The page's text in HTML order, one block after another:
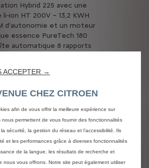
Hybrid 225 avec une
ion HT 200V – 13,2 KWH
d’autonomie et un moteur
essence PureTech 180
automatique 8 rapports
intérieur et
Aircross est proposé en
teintes : Blanc Banquise,
Noir Perla Nera, Gris
Bleu Tijuca, Gris Acier et
En version hybride,
ACCEPTER →
CHEZ CITROEN
afin de vous offrir la meilleure expérience sur
nous permettent de vous fournir des fonctionnalités
sécurité, la gestion du réseau et l’accessibilité. Ils
et les performances grâce à diverses fonctionnalités
de la langue, les résultats de recherche et
nous vous offrons. Notre site peut également utiliser